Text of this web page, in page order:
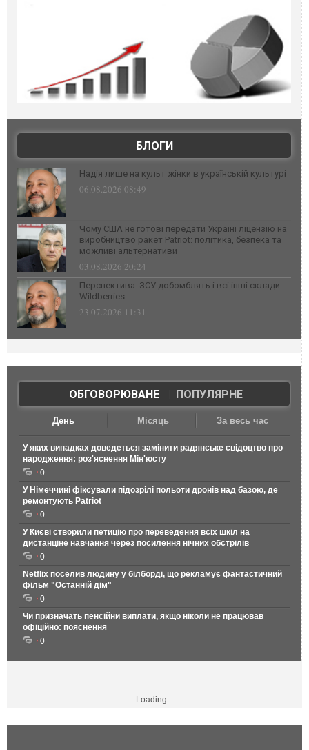
БЛОГИ
Надія лише на культ жінки в українській культурі
06.08.2026 08:49
Чому США не готові передати Україні ліцензію на
виробництво ракет Patriot: політика, безпека та
можливі альтернативи
03.08.2026 20:24
Перспектива: ЗСУ добомблять і всі інші склади
Wildberries
23.07.2026 11:31
ОБГОВОРЮВАНЕ| ПОПУЛЯРНЕ
День Місяць За весь час
У яких випадках доведеться замінити радянське свідоцтво про
народження: роз'яснення Мін'юсту
0
У Німеччині фіксували підозрілі польоти дронів над базою, де
ремонтують Patriot
0
У Києві створили петицію про переведення всіх шкіл на
дистанціне навчання через посилення нічних обстрілів
0
Netflix поселив людину у білборді, що рекламує фантастичний
фільм "Останній дім"
0
Чи призначать пенсійни виплати, якщо ніколи не працював
офіційно: пояснення
0
Loading...